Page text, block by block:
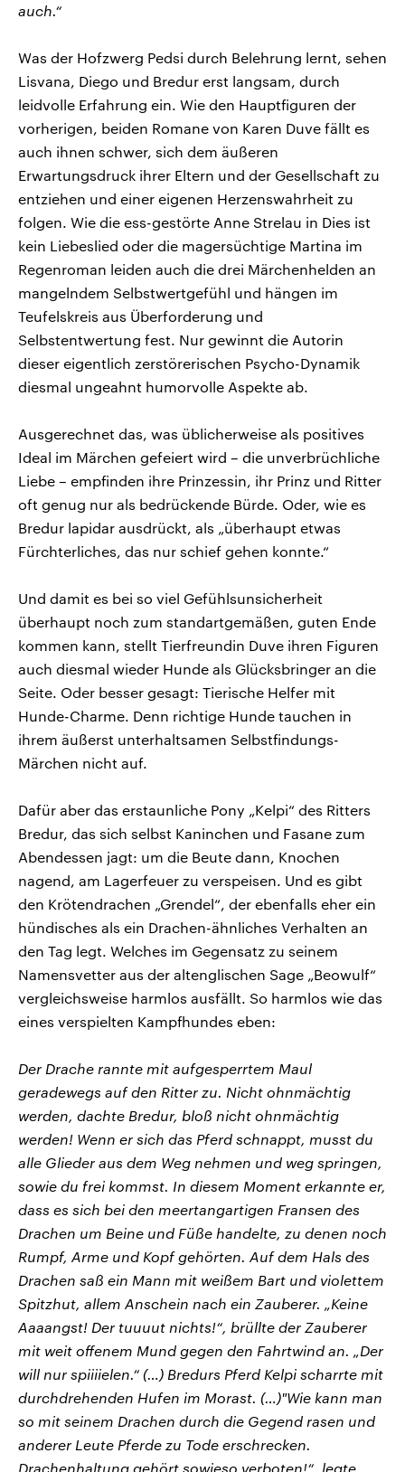
auch.“
Was der Hofzwerg Pedsi durch Belehrung lernt, sehen
Lisvana, Diego und Bredur erst langsam, durch
leidvolle Erfahrung ein. Wie den Hauptfiguren der
vorherigen, beiden Romane von Karen Duve fällt es
auch ihnen schwer, sich dem äußeren
Erwartungsdruck ihrer Eltern und der Gesellschaft zu
entziehen und einer eigenen Herzenswahrheit zu
folgen. Wie die ess-gestörte Anne Strelau in Dies ist
kein Liebeslied oder die magersüchtige Martina im
Regenroman leiden auch die drei Märchenhelden an
mangelndem Selbstwertgefühl und hängen im
Teufelskreis aus Überforderung und
Selbstentwertung fest. Nur gewinnt die Autorin
dieser eigentlich zerstörerischen Psycho-Dynamik
diesmal ungeahnt humorvolle Aspekte ab.
Ausgerechnet das, was üblicherweise als positives
Ideal im Märchen gefeiert wird – die unverbrüchliche
Liebe – empfinden ihre Prinzessin, ihr Prinz und Ritter
oft genug nur als bedrückende Bürde. Oder, wie es
Bredur lapidar ausdrückt, als „überhaupt etwas
Fürchterliches, das nur schief gehen konnte.“
Und damit es bei so viel Gefühlsunsicherheit
überhaupt noch zum standartgemäßen, guten Ende
kommen kann, stellt Tierfreundin Duve ihren Figuren
auch diesmal wieder Hunde als Glücksbringer an die
Seite. Oder besser gesagt: Tierische Helfer mit
Hunde-Charme. Denn richtige Hunde tauchen in
ihrem äußerst unterhaltsamen Selbstfindungs-
Märchen nicht auf.
Dafür aber das erstaunliche Pony „Kelpi“ des Ritters
Bredur, das sich selbst Kaninchen und Fasane zum
Abendessen jagt: um die Beute dann, Knochen
nagend, am Lagerfeuer zu verspeisen. Und es gibt
den Krötendrachen „Grendel“, der ebenfalls eher ein
hündisches als ein Drachen-ähnliches Verhalten an
den Tag legt. Welches im Gegensatz zu seinem
Namensvetter aus der altenglischen Sage „Beowulf“
vergleichsweise harmlos ausfällt. So harmlos wie das
eines verspielten Kampfhundes eben:
Der Drache rannte mit aufgesperrtem Maul
geradewegs auf den Ritter zu. Nicht ohnmächtig
werden, dachte Bredur, bloß nicht ohnmächtig
werden! Wenn er sich das Pferd schnappt, musst du
alle Glieder aus dem Weg nehmen und weg springen,
sowie du frei kommst. In diesem Moment erkannte er,
dass es sich bei den meertangartigen Fransen des
Drachen um Beine und Füße handelte, zu denen noch
Rumpf, Arme und Kopf gehörten. Auf dem Hals des
Drachen saß ein Mann mit weißem Bart und violettem
Spitzhut, allem Anschein nach ein Zauberer. „Keine
Aaaangst! Der tuuuut nichts!“, brüllte der Zauberer
mit weit offenem Mund gegen den Fahrtwind an. „Der
will nur spiiiielen.“ (…) Bredurs Pferd Kelpi scharrte mit
durchdrehenden Hufen im Morast. (…)"Wie kann man
so mit seinem Drachen durch die Gegend rasen und
anderer Leute Pferde zu Tode erschrecken.
Drachenhaltung gehört sowieso verboten!“, legte